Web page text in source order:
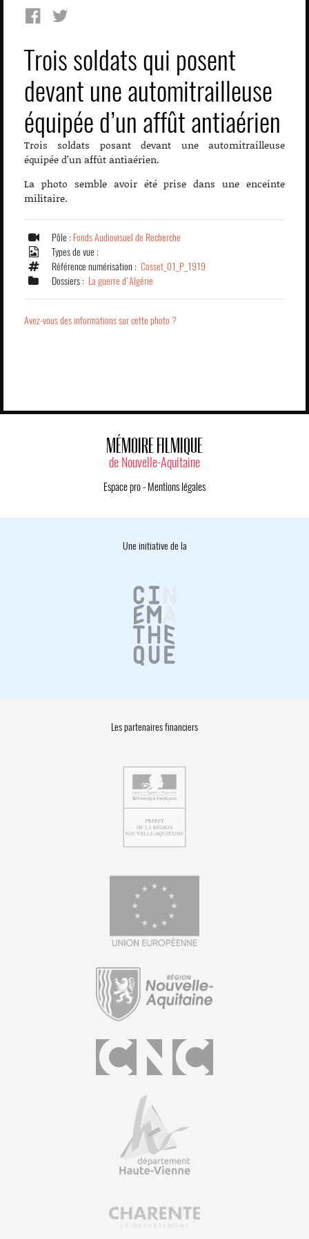
Trois soldats qui posent
devant une automitrailleuse
équipée d’un affût antiaérien
Trois soldats posant devant une automitrailleuse
équipée d’un affût antiaérien.
La photo semble avoir été prise dans une enceinte
militaire.
Pôle : Fonds Audiovisuel de Recherche
Types de vue :
Référence numérisation : Cosset_01_P_1919
Dossiers : La guerre d'Algérie
Avez-vous des informations sur cette photo ?
MÉMOIRE FILMIQUE
de Nouvelle-Aquitaine
Espace pro- Mentions légales
Une initiative de la
Les partenaires financiers